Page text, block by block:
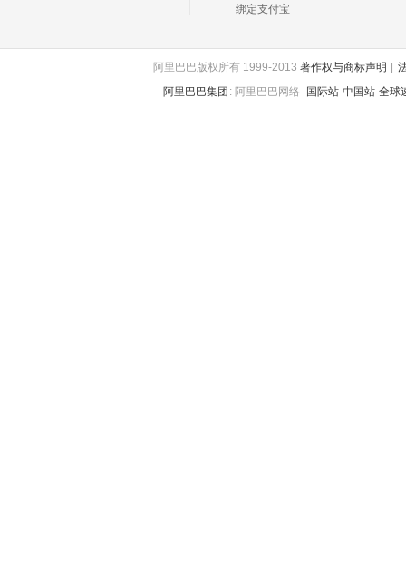
绑定支付宝
阿里巴巴版权所有 1999-2013 著作权与商标声明
阿里巴巴集团 : 阿里巴巴网络 -国际站 中国站 全球